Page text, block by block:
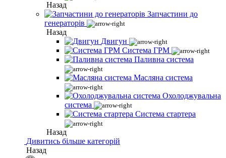
Назад
Запчастини до
генераторів
Назад
Двигун
Система ГРМ
Паливна система
Масляна система
Охолоджувальна
система
Система стартера
Назад
Дивитись більше категорій
Назад